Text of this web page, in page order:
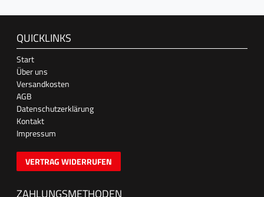
QUICKLINKS
Start
Über uns
Versandkosten
AGB
Datenschutzerklärung
Kontakt
Impressum
VERTRAG WIDERRUFEN
ZAHLUNGSMETHODEN